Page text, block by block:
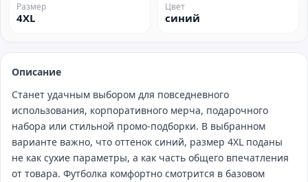
Размер
4XL
Цвет
синий
Описание
Станет удачным выбором для повседневного
использования, корпоративного мерча, подарочного
набора или стильной промо‑подборки. В выбранном
варианте важно, что оттенок синий, размер 4XL поданы
не как сухие параметры, а как часть общего впечатления
от товара. Футболка комфортно смотрится в базовом